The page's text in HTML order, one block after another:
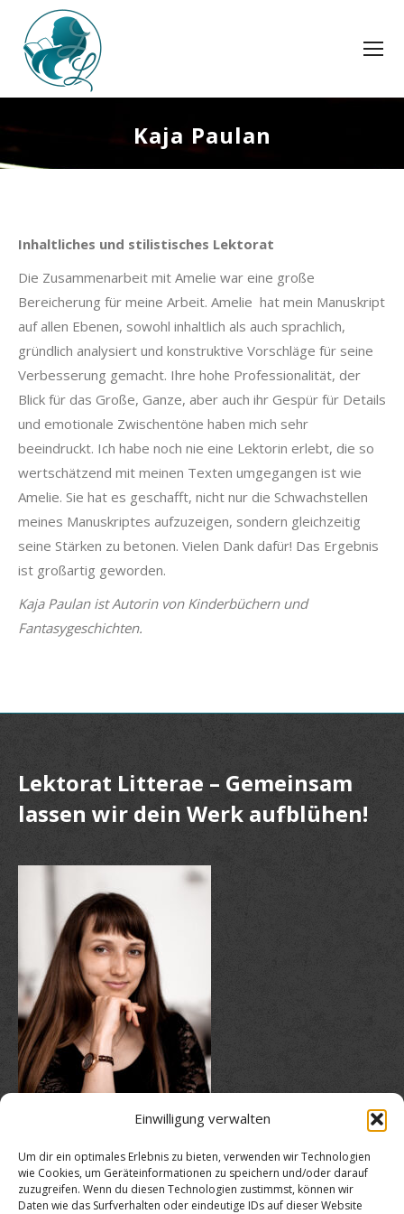
Einwilligung verwalten
Um dir ein optimales Erlebnis zu bieten, verwenden wir Technologien
wie Cookies, um Geräteinformationen zu speichern und/oder darauf
zuzugreifen. Wenn du diesen Technologien zustimmst, können wir
Daten wie das Surfverhalten oder eindeutige IDs auf dieser Website
Kaja Paulan
Inhaltliches und stilistisches Lektorat
Die Zusammenarbeit mit Amelie war eine große
Bereicherung für meine Arbeit. Amelie hat mein Manuskript
auf allen Ebenen, sowohl inhaltlich als auch sprachlich,
gründlich analysiert und konstruktive Vorschläge für seine
Verbesserung gemacht. Ihre hohe Professionalität, der
Blick für das Große, Ganze, aber auch ihr Gespür für Details
und emotionale Zwischentöne haben mich sehr
beeindruckt. Ich habe noch nie eine Lektorin erlebt, die so
wertschätzend mit meinen Texten umgegangen ist wie
Amelie. Sie hat es geschafft, nicht nur die Schwachstellen
meines Manuskriptes aufzuzeigen, sondern gleichzeitig
seine Stärken zu betonen. Vielen Dank dafür! Das Ergebnis
ist großartig geworden.
Kaja Paulan ist Autorin von Kinderbüchern und
Fantasygeschichten.
Lektorat Litterae – Gemeinsam
lassen wir dein Werk aufblühen!
Nimm jetzt Kontakt zu mir auf!